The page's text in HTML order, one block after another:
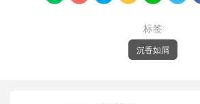
标签
沉香如屑